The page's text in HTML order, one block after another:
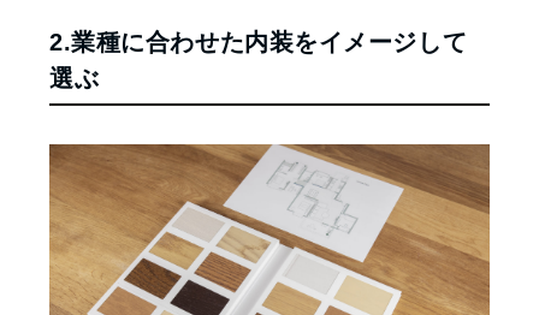
2.業種に合わせた内装をイメージして
選ぶ